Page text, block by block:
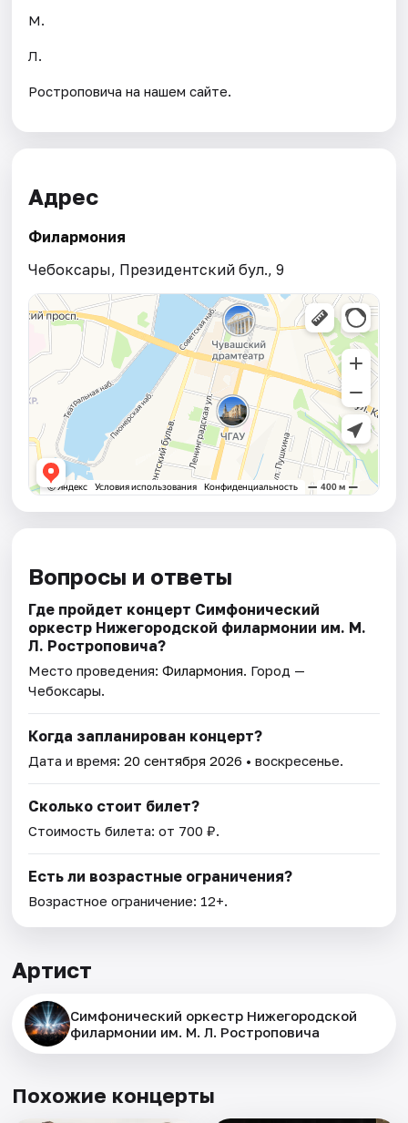
М.
Л.
Ростроповича на нашем сайте.
Адрес
Филармония
Чебоксары, Президентский бул., 9
Вопросы и ответы
Где пройдет концерт Симфонический
оркестр Нижегородской филармонии им. М.
Л. Ростроповича?
Место проведения:Филармония. Город —
Чебоксары.
Когда запланирован концерт?
Дата и время:20 сентября 2026 • воскресенье.
Сколько стоит билет?
Стоимость билета: от 700 ₽.
Есть ли возрастные ограничения?
Возрастное ограничение: 12+.
Артист
Симфонический оркестр Нижегородской
филармонии им. М. Л. Ростроповича
Похожие концерты